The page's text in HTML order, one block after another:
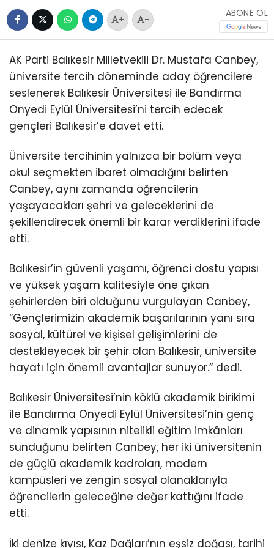
+ -
ABONE OL
AK Parti Balıkesir Milletvekili Dr. Mustafa Canbey,
üniversite tercih döneminde aday öğrencilere
seslenerek Balıkesir Üniversitesi ile Bandırma
Onyedi Eylül Üniversitesi’ni tercih edecek
gençleri Balıkesir’e davet etti.
Üniversite tercihinin yalnızca bir bölüm veya
okul seçmekten ibaret olmadığını belirten
Canbey, aynı zamanda öğrencilerin
yaşayacakları şehri ve geleceklerini de
şekillendirecek önemli bir karar verdiklerini ifade
etti.
Balıkesir’in güvenli yaşamı, öğrenci dostu yapısı
ve yüksek yaşam kalitesiyle öne çıkan
şehirlerden biri olduğunu vurgulayan Canbey,
“Gençlerimizin akademik başarılarının yanı sıra
sosyal, kültürel ve kişisel gelişimlerini de
destekleyecek bir şehir olan Balıkesir, üniversite
hayatı için önemli avantajlar sunuyor.” dedi.
Balıkesir Üniversitesi’nin köklü akademik birikimi
ile Bandırma Onyedi Eylül Üniversitesi’nin genç
ve dinamik yapısının nitelikli eğitim imkânları
sunduğunu belirten Canbey, her iki üniversitenin
de güçlü akademik kadroları, modern
kampüsleri ve zengin sosyal olanaklarıyla
öğrencilerin geleceğine değer kattığını ifade
etti.
İki denize kıyısı, Kaz Dağları’nın eşsiz doğası, tarihi